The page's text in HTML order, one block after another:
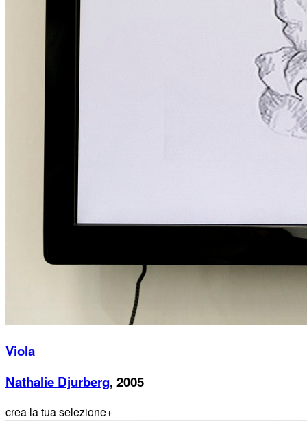
Viola
Nathalie Djurberg, 2005
crea la tua selezione+